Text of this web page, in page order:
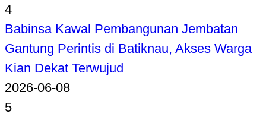
4
Babinsa Kawal Pembangunan Jembatan
Gantung Perintis di Batiknau, Akses Warga
Kian Dekat Terwujud
2026-06-08
5